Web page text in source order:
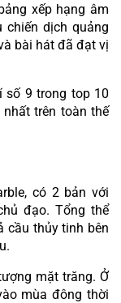
xếp hạng âm
chiến dịch quảng
bài hát đã đạt vị
số 9 trong top 10
trên toàn thế
có 2 bản với
đạo. Tổng thể
cầu thủy tinh bên
mặt trăng. Ở
mùa đông thời